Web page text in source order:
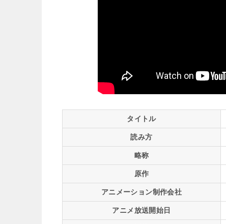
タイトル
読み方
略称
原作
アニメーション制作会社
アニメ放送開始日